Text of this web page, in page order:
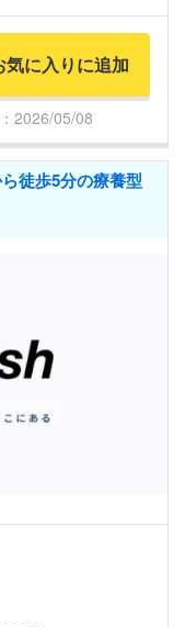
気に入りに追加
2026/05/08
徒歩5分の療養型